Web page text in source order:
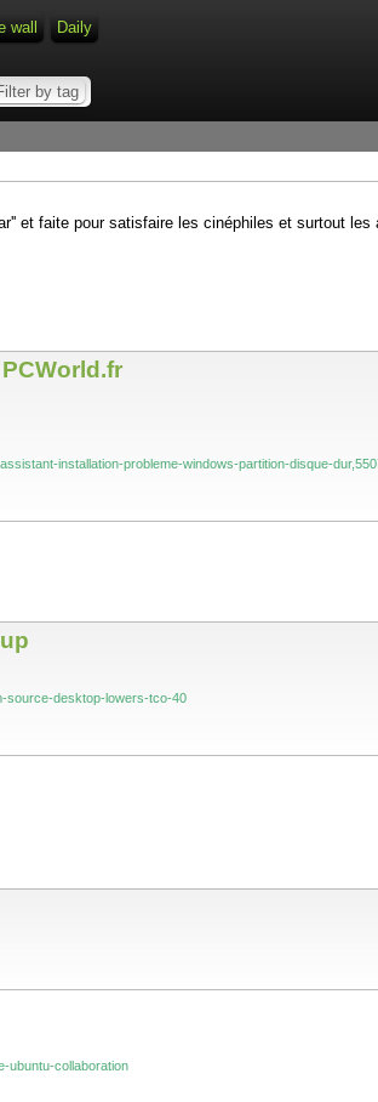
wall Daily
et faite pour satisfaire les cinéphiles et surtout les
installation-probleme-windows-partition-disque-
source-desktop-lowers-tco-40
ubuntu-collaboration